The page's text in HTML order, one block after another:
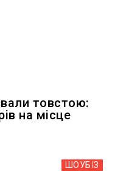
товстою:
на місце
ШОУБIЗ